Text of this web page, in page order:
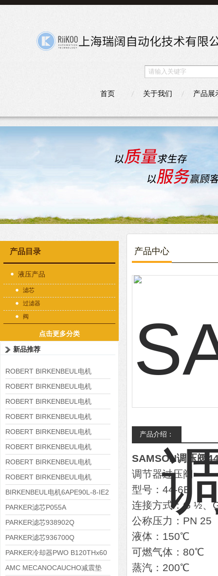
首页 关于我们 产品展
产品目录
液压产品
滤芯
过滤器
阀
点击更多分类
新品推荐
ROBERT BIRKENBEUL电机
8APE225M-4-IE3
ROBERT BIRKENBEUL电机
8APE180L-4 IE3
ROBERT BIRKENBEUL电机
8APE160M-6 IE3
ROBERT BIRKENBEUL电机
8APE160L-4-IE3
ROBERT BIRKENBEUL电机
8APE112M-6K-IE3
ROBERT BIRKENBEUL电机
8APE100L-2 IE3
ROBERT BIRKENBEUL电机
8APE90S-4 IE3
ROBERT BIRKENBEUL电机
8APE80M-2K-IE3
BIRKENBEUL电机6APE90L-8-IE2
PARKER滤芯P055A
PARKER滤芯938902Q
PARKER滤芯936700Q
PARKER冷却器PWO B120THx60
AMC MECANOCAUCHO减震垫
产品中心
产品介绍：
SAMSON调压阀
调节器过压阀
型号：44-6B
连接方式：G ½、
公称压力：PN 25
液体：150℃
可燃气体：80℃
蒸汽：200℃